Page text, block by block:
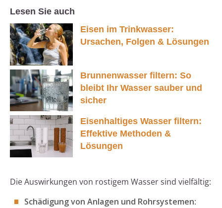
Lesen Sie auch
Eisen im Trinkwasser:
Ursachen, Folgen & Lösungen
Brunnenwasser filtern: So
bleibt Ihr Wasser sauber und
sicher
Eisenhaltiges Wasser filtern:
Effektive Methoden &
Lösungen
Die Auswirkungen von rostigem Wasser sind vielfältig:
Schädigung von Anlagen und Rohrsystemen: